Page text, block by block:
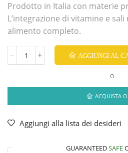
Prodotto in Italia con materie
L’integrazione di vitamine e
alimento completo.
AGGIUNGI AL
O
ACQUISTA
Aggiungi alla lista dei desideri
GUARANTEEDSAFE